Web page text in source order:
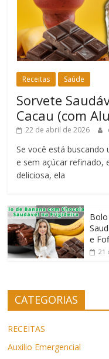
Receitas Saúde
Sorvete
Cacau (com
22 de abril de 2026
Se você está
e sem açúcar refinado,
deliciosa, ela
e
21
CATEGORIAS
RECEITAS
Auxilio Emergencial